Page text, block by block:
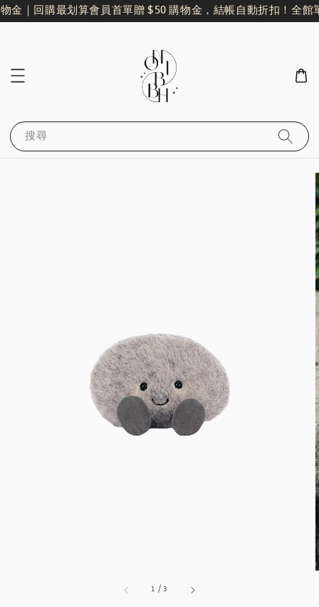
｜回購最划算會員首單贈 $50 購物金，結帳自動折扣！ 全館
搜尋
1 /3